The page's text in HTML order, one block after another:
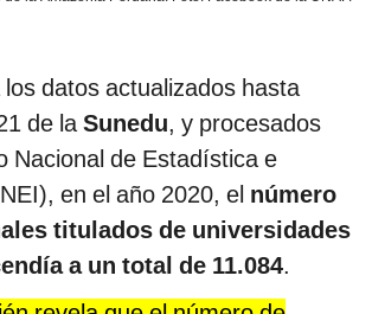
datos actualizados hasta
de la Sunedu, y procesados
Nacional de Estadística e
en el año 2020, el número
titulados de universidades
a un total de 11.084.